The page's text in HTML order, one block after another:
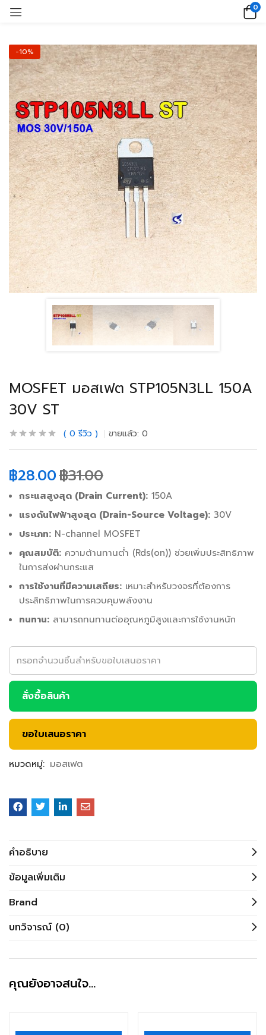
0
-10%
MOSFET มอสเฟต STP105N3LL 150A
30V ST
0 รีวิว ขายแล้ว: 0
฿28.00฿31.00
กระแสสูงสุด (Drain Current): 150A
แรงดันไฟฟ้าสูงสุด (Drain-Source Voltage): 30V
ประเภท: N-channel MOSFET
คุณสมบัติ: ความต้านทานต่ำ (Rds(on)) ช่วยเพิ่มประสิทธิภาพ
ในการส่งผ่านกระแส
การใช้งานที่มีความเสถียร: เหมาะสำหรับวงจรที่ต้องการ
ประสิทธิภาพในการควบคุมพลังงาน
ทนทาน: สามารถทนทานต่ออุณหภูมิสูงและการใช้งานหนัก
สั่งซื้อสินค้า
ขอใบเสนอราคา
หมวดหมู่: มอสเฟต
คำอธิบาย
ข้อมูลเพิ่มเติม
Brand
บทวิจารณ์ (0)
คุณยังอาจสนใจ…